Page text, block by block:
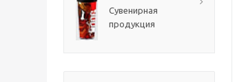
Сувенирная
продукция